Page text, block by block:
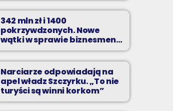
342 mln zł i 1400
pokrzywdzonych. Nowe
wątki w sprawie biznesmena
z Bielska-Białej
Narciarze odpowiadają na
apel władz Szczyrku. „To nie
turyści są winni korkom”